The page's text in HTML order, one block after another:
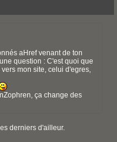
aHref venant de ton
question : C'est quoi que
mon site, celui d'egres,
ça change des
derniers d'ailleur.